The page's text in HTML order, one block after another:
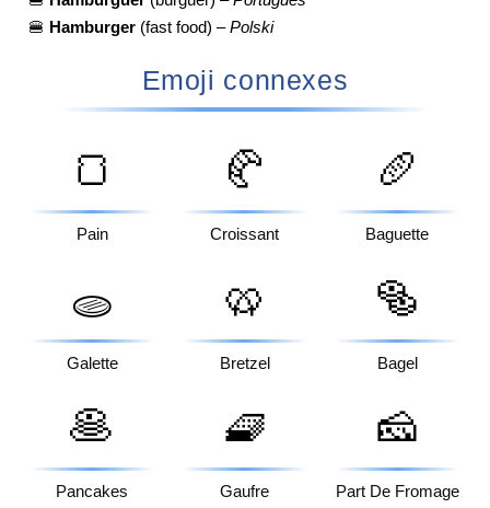
🍔 Hamburger (fast food) –Polski
Emoji connexes
🍞
Pain
🥐
Croissant
🥖
Baguette
🫓
Galette
🥨
Bretzel
🥯
Bagel
🥞
Pancakes
🧇
Gaufre
🧀
Part De Fromage